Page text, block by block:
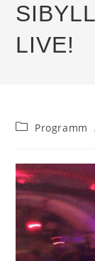
LIVE!
Beitrags-
Programm